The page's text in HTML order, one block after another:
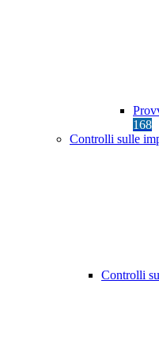
168
Controlli sulle
Controlli